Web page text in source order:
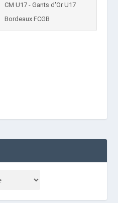
CM U17 - Gants d'Or U17
Bordeaux FCGB